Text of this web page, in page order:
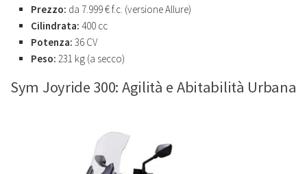
Prezzo: da 7.999 € f.c. (versione Allure)
Cilindrata: 400 cc
Potenza: 36 CV
Peso: 231 kg (a secco)
Sym Joyride 300: Agilità e Abitabilità Urbana